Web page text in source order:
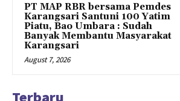
PT MAP RBR bersama Pemdes
Karangsari Santuni 100 Yatim
Piatu, Bao Umbara : Sudah
Banyak Membantu Masyarakat
Karangsari
August 7, 2026
Terbaru